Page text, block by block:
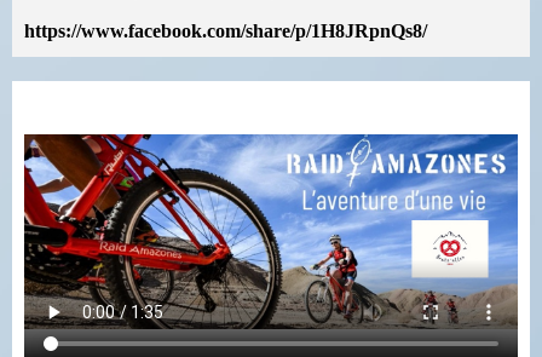
https://www.facebook.com/share/p/1H8JRpnQs8/